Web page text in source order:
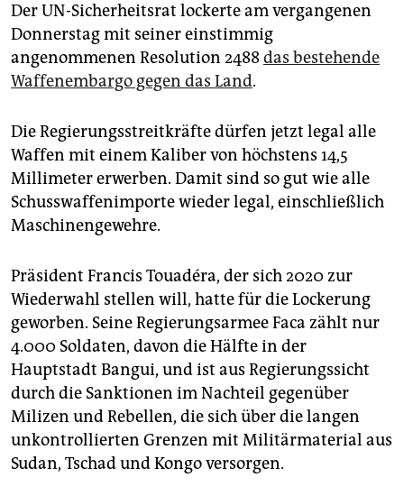
Der UN-Sicherheitsrat lockerte am vergangenen
Donnerstag mit seiner einstimmig
angenommenen Resolution 2488das bestehende
Waffenembargo gegen das Land.
Die Regierungsstreitkräfte dürfen jetzt legal alle
Waffen mit einem Kaliber von höchstens 14,5
Millimeter erwerben. Damit sind so gut wie alle
Schusswaffenimporte wieder legal, einschließlich
Maschinengewehre.
Präsident Francis Touadéra, der sich 2020 zur
Wiederwahl stellen will, hatte für die Lockerung
geworben. Seine Regierungsarmee Faca zählt nur
4.000 Soldaten, davon die Hälfte in der
Hauptstadt Bangui, und ist aus Regierungssicht
durch die Sanktionen im Nachteil gegenüber
Milizen und Rebellen, die sich über die langen
unkontrollierten Grenzen mit Militärmaterial aus
Sudan, Tschad und Kongo versorgen.